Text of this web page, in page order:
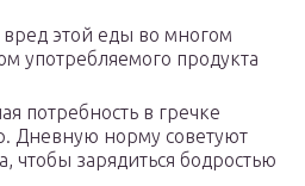
этой еды во многом
употребляемого продукта
потребность в гречке
Дневную норму советуют
чтобы зарядиться бодростью